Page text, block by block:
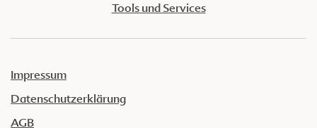
Tools und Services
Impressum
Datenschutzerklärung
AGB